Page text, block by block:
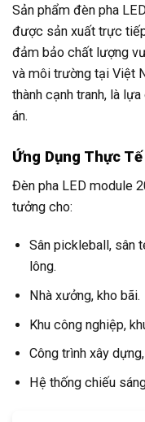
Sản phẩm đèn pha
được sản xuất trực
đảm bảo chất lượng
và môi trường tại Việt
thành cạnh tranh, là
án.
Ứng Dụng Thực
Đèn pha LED module
tưởng cho:
Sân pickleball, sân
lông.
Nhà xưởng, kho bãi.
Khu công nghiệp,
Công trình xây
Hệ thống chiếu